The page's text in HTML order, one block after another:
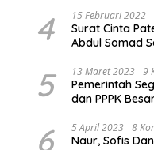
4 15 Februari 2022
Surat Cinta
Abdul Somad
5 13 Maret 2023 9
Pemerintah
dan PPPK
6 5 April 2023 8
Naur, Sofis